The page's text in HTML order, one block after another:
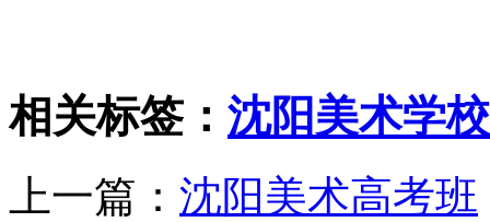
相关标签： 沈阳美术学校
上一篇： 沈阳美术高考班